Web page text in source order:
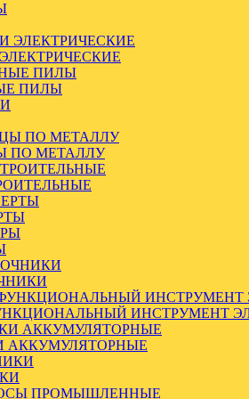
ПИЛЫ
ПО МЕТАЛЛУ
ИНСТРУМЕНТ
АККУМУЛЯТОРНЫЕ